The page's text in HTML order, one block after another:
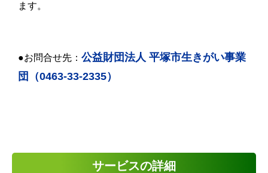
ます。
●お問合せ先： 公益財団法人 平塚市生きがい事業
団（0463-33-2335）
サービスの詳細